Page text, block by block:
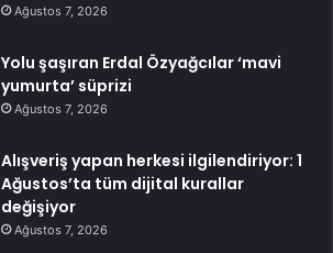
Ağustos 7, 2026
Yolu şaşıran Erdal Özyağcılar ‘mavi
yumurta’ süprizi
Ağustos 7, 2026
Alışveriş yapan herkesi ilgilendiriyor: 1
Ağustos’ta tüm dijital kurallar
değişiyor
Ağustos 7, 2026